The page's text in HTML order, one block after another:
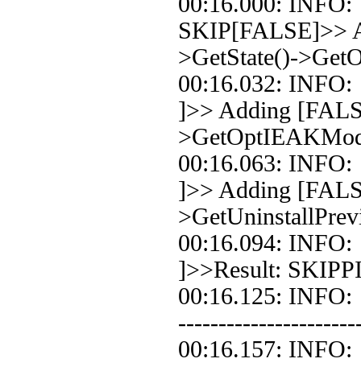
SKIP[FALSE]>>
>GetState()-
00:16.032:
]>> Adding
00:16.063:
]>> Adding
00:16.094:
]>>Result:
00:16.125:
00:16.157: